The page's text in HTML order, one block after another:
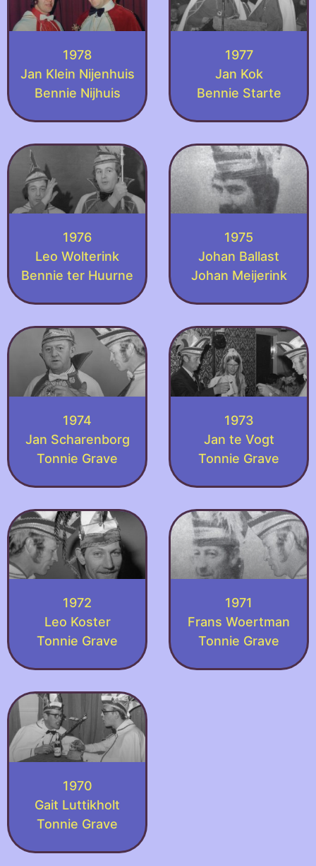
1978
Jan Klein Nijenhuis
Bennie Nijhuis
1977
Jan Kok
Bennie Starte
1976
Leo Wolterink
Bennie ter Huurne
1975
Johan Ballast
Johan Meijerink
1974
Jan Scharenborg
Tonnie Grave
1973
Jan te Vogt
Tonnie Grave
1972
Leo Koster
Tonnie Grave
1971
Frans Woertman
Tonnie Grave
1970
Gait Luttikholt
Tonnie Grave